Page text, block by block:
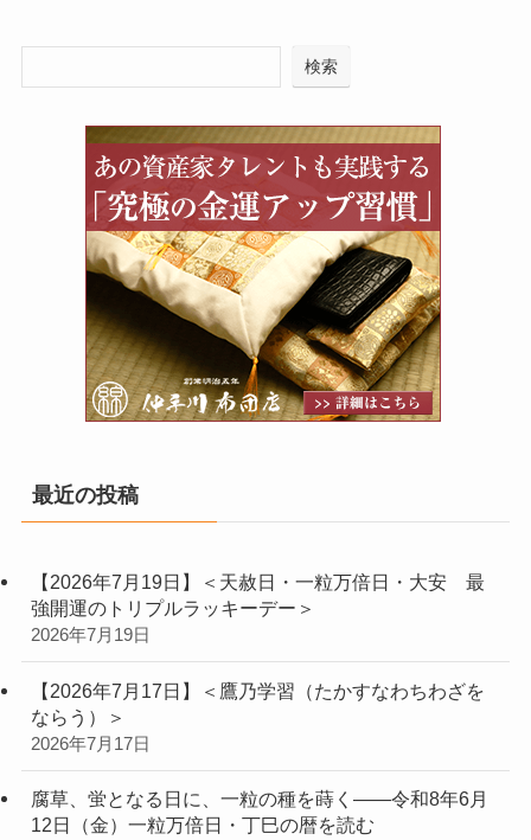
検索
最近の投稿
【2026年7月19日】＜天赦日・一粒万倍日・大安 最
強開運のトリプルラッキーデー＞
2026年7月19日
【2026年7月17日】＜鷹乃学習（たかすなわちわざを
ならう）＞
2026年7月17日
腐草、蛍となる日に、一粒の種を蒔く——令和8年6月
12日（金）一粒万倍日・丁巳の暦を読む